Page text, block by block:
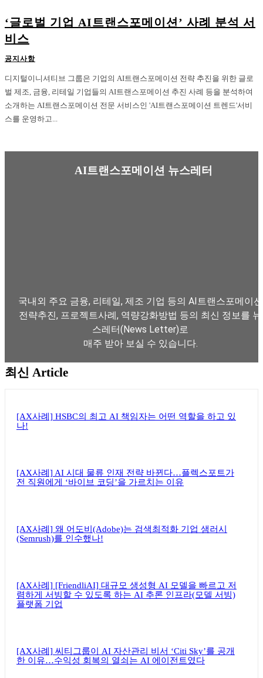
‘글로벌 기업 AI트랜스포메이션’ 사례 분석 서
비스
공지사항
디지털이니셔티브 그룹은 기업의 AI트랜스포메이션 전략 추진을 위한 글로
벌 제조, 금융, 리테일 기업들의 AI트랜스포메이션 추진 사례 등을 분석하여
소개하는 AI트랜스포메이션 전문 서비스인 'AI트랜스포메이션 트렌드'서비
스를 운영하고...
AI트랜스포메이션 뉴스레터
국내외 주요 금융, 리테일, 제조 기업 등의 AI트랜스포메이션
전략추진, 프로젝트사례, 역량강화방법 등의 최신 정보를 뉴
스레터(News Letter)로
매주 받아 보실 수 있습니다.
최신 Article
[AX사례] HSBC의 최고 AI 책임자는 어떤 역할을 하고 있
나!
[AX사례] AI 시대 물류 인재 전략 바뀐다…플렉스포트가
전 직원에게 ‘바이브 코딩’을 가르치는 이유
[AX사례] 왜 어도비(Adobe)는 검색최적화 기업 샘러시
(Semrush)를 인수했나!
[AX사례] [FriendliAI] 대규모 생성형 AI 모델을 빠르고 저
렴하게 서빙할 수 있도록 하는 AI 추론 인프라(모델 서빙)
플랫폼 기업
[AX사례] 씨티그룹이 AI 자산관리 비서 ‘Citi Sky’를 공개
한 이유…수익성 회복의 열쇠는 AI 에이전트였다